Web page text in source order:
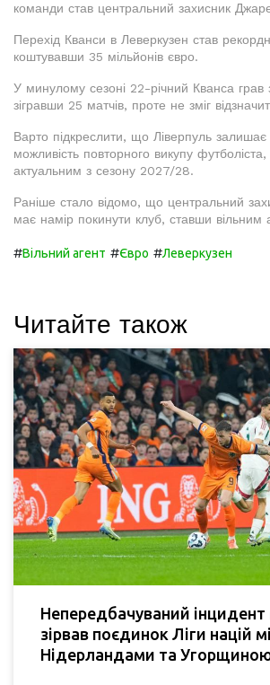
команди став центральний захисник
Перехід Кванси в Леверкузен став
коштувавши 35 мільйонів євро.
У минулому сезоні 22-річний Кванса грав
зігравши 25 матчів, проте не зміг
Варто підкреслити, що Ліверпуль
можливість повторного викупу
актуальним з сезону 2027/28.
Раніше стало відомо, що центральний
має намір покинути клуб, ставши вільним
#Вільний агент #Євро #Леверкузен
Читайте також
Непередбачуваний
зірвав поєдинок Ліги націй
Нідерландами та